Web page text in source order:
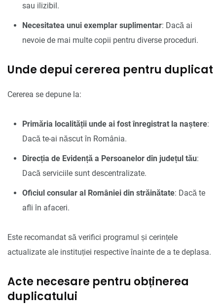
sau ilizibil.
Necesitatea unui exemplar suplimentar: Dacă ai
nevoie de mai multe copii pentru diverse proceduri.
Unde depui cererea pentru duplicat
Cererea se depune la:
Primăria localității unde ai fost înregistrat la naștere:
Dacă te-ai născut în România.
Direcția de Evidență a Persoanelor din județul tău:
Dacă serviciile sunt descentralizate.
Oficiul consular al României din străinătate: Dacă te
afli în afaceri.
Este recomandat să verifici programul și cerințele
actualizate ale instituției respective înainte de a te deplasa.
Acte necesare pentru obținerea
duplicatului